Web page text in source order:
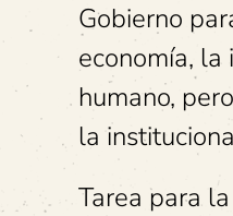
Gobierno
economía,
humano,
la
Tarea para